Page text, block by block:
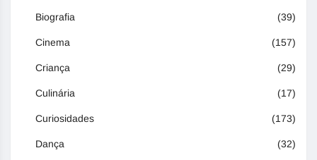
Biografia (39)
Cinema (157)
Criança (29)
Culinária (17)
Curiosidades (173)
Dança (32)